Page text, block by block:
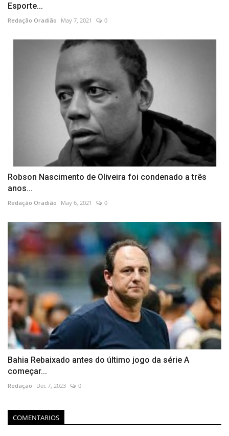
Esporte...
Redação Oradião May 7, 2021 0
Robson Nascimento de Oliveira foi condenado a três
anos...
Redação Oradião May 6, 2021 0
Bahia Rebaixado antes do último jogo da série A
começar...
Redação Dec 7, 2023 0
COMENTARIOS